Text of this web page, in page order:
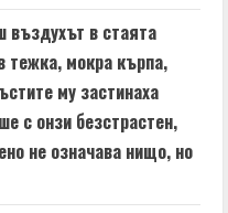
в стаята
тежка, мокра кърпа,
му застинаха
с онзи безстрастен,
не означава нищо, но